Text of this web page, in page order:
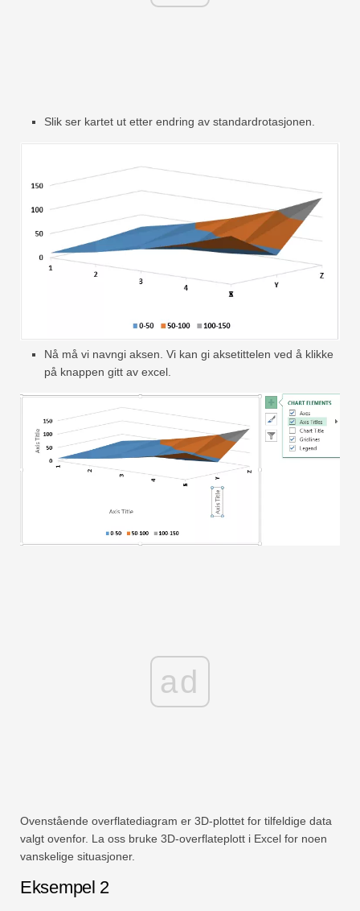
Slik ser kartet ut etter endring av standardrotasjonen.
Nå må vi navngi aksen. Vi kan gi aksetittelen ved å klikke
på knappen gitt av excel.
ad
Ovenstående overflatediagram er 3D-plottet for tilfeldige data
valgt ovenfor. La oss bruke 3D-overflateplott i Excel for noen
vanskelige situasjoner.
Eksempel 2